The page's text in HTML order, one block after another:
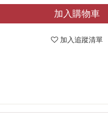
加入購物車
加入追蹤清單